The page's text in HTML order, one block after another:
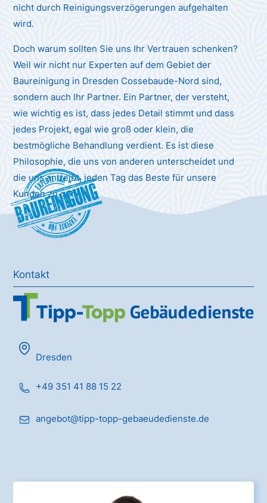
nicht durch Reinigungsverzögerungen aufgehalten
wird.
Doch warum sollten Sie uns Ihr Vertrauen schenken?
Weil wir nicht nur Experten auf dem Gebiet der
Baureinigung in Dresden Cossebaude-Nord sind,
sondern auch Ihr Partner. Ein Partner, der versteht,
wie wichtig es ist, dass jedes Detail stimmt und dass
jedes Projekt, egal wie groß oder klein, die
bestmögliche Behandlung verdient. Es ist diese
Philosophie, die uns von anderen unterscheidet und
die uns antreibt, jeden Tag das Beste für unsere
Kunden zu geben.
Baureinigung
Kontakt
Dresden
+49 351 41 88 15 22
angebot@tipp-topp-gebaeudedienste.de